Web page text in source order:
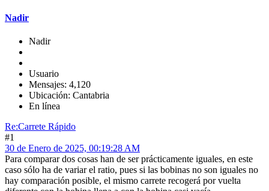
Nadir
Nadir
Usuario
Mensajes: 4,120
Ubicación: Cantabria
En línea
Re:Carrete Rápido
#1
30 de Enero de 2025, 00:19:28 AM
Para comparar dos cosas han de ser prácticamente iguales, en este
caso sólo ha de variar el ratio, pues si las bobinas no son iguales no
hay comparación posible, el mismo carrete recogerá por vuelta